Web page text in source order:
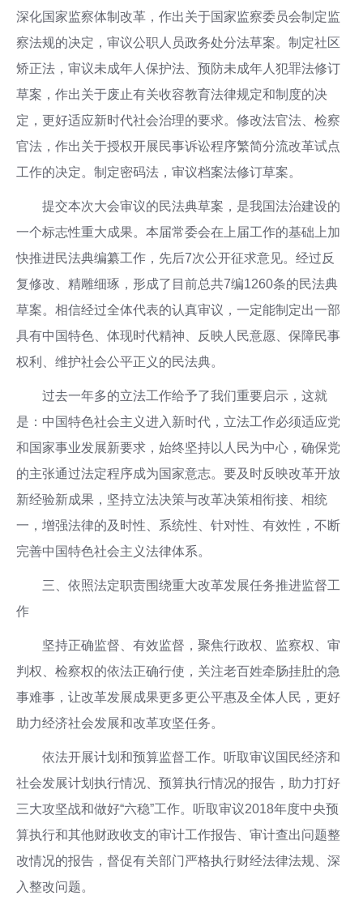
深化国家监察体制改革，作出关于国家监察委员会制定监
察法规的决定，审议公职人员政务处分法草案。制定社区
矫正法，审议未成年人保护法、预防未成年人犯罪法修订
草案，作出关于废止有关收容教育法律规定和制度的决
定，更好适应新时代社会治理的要求。修改法官法、检察
官法，作出关于授权开展民事诉讼程序繁简分流改革试点
工作的决定。制定密码法，审议档案法修订草案。
提交本次大会审议的民法典草案，是我国法治建设的
一个标志性重大成果。本届常委会在上届工作的基础上加
快推进民法典编纂工作，先后7次公开征求意见。经过反
复修改、精雕细琢，形成了目前总共7编1260条的民法典
草案。相信经过全体代表的认真审议，一定能制定出一部
具有中国特色、体现时代精神、反映人民意愿、保障民事
权利、维护社会公平正义的民法典。
过去一年多的立法工作给予了我们重要启示，这就
是：中国特色社会主义进入新时代，立法工作必须适应党
和国家事业发展新要求，始终坚持以人民为中心，确保党
的主张通过法定程序成为国家意志。要及时反映改革开放
新经验新成果，坚持立法决策与改革决策相衔接、相统
一，增强法律的及时性、系统性、针对性、有效性，不断
完善中国特色社会主义法律体系。
三、依照法定职责围绕重大改革发展任务推进监督工
作
坚持正确监督、有效监督，聚焦行政权、监察权、审
判权、检察权的依法正确行使，关注老百姓牵肠挂肚的急
事难事，让改革发展成果更多更公平惠及全体人民，更好
助力经济社会发展和改革攻坚任务。
依法开展计划和预算监督工作。听取审议国民经济和
社会发展计划执行情况、预算执行情况的报告，助力打好
三大攻坚战和做好“六稳”工作。听取审议2018年度中央预
算执行和其他财政收支的审计工作报告、审计查出问题整
改情况的报告，督促有关部门严格执行财经法律法规、深
入整改问题。